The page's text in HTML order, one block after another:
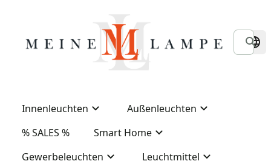
Innenleuchten
Außenleuchten
% SALES %
Smart Home
Gewerbeleuchten
Leuchtmittel